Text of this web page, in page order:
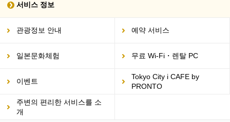
서비스 정보
관광정보 안내 예약 서비스
일본문화체험 무료 Wi-Fi・렌탈 PC
이벤트
Tokyo City i CAFE by
PRONTO
주변의 편리한 서비스를 소
개